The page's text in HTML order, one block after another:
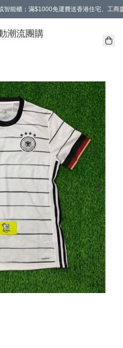
智能櫃；滿$1000免運費送香港住宅、工商
潮流團購